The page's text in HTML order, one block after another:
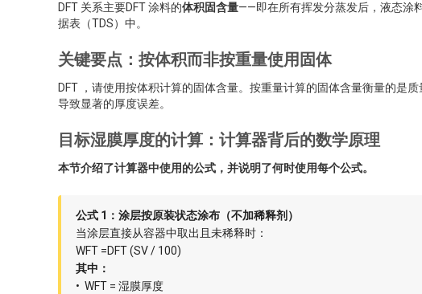
DFT 关系主要DFT 涂料的体积固含量——即在所有挥发分蒸发后，液态涂
据表（TDS）中。
关键要点：按体积而非按重量使用固体
DFT ，请使用按体积计算的固体含量。按重量计算的固体含量衡量的是
导致显著的厚度误差。
目标湿膜厚度的计算：计算器背后的数学原理
本节介绍了计算器中使用的公式，并说明了何时使用每个公式。
公式 1：涂层按原装状态涂布（不加稀释剂）
当涂层直接从容器中取出且未稀释时：
WFT =DFT (SV / 100)
其中：
• WFT = 湿膜厚度